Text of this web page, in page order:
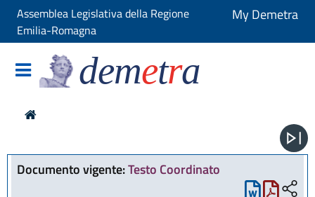
Assemblea Legislativa della Regione
Emilia-Romagna
My Demetra
demetra
Documento vigente:Testo Coordinato